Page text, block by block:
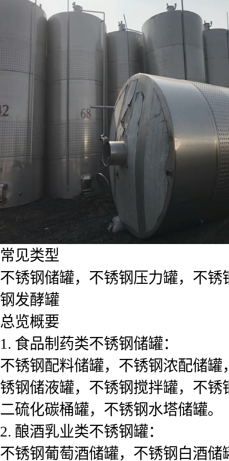
常见类型
不锈钢储罐，不锈钢压力罐，不
钢发酵罐
总览概要
1. 食品制药类不锈钢储罐：
不锈钢配料储罐，不锈钢浓配储
锈钢储液罐，不锈钢搅拌罐，不
二硫化碳桶罐，不锈钢水塔储罐。
2. 酿酒乳业类不锈钢罐：
不锈钢葡萄酒储罐，不锈钢白酒